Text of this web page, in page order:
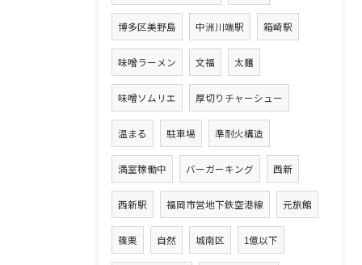
博多区美野島 中洲川端駅 箱崎駅
味噌ラーメン 文福 太麺
味噌ソムリエ 厚切りチャーシュー
温まる 駐車場 準耐火構造
満室稼働中 バーガーキング 西新
西新駅 福岡市営地下鉄空港線 元旅館
篠栗 自然 城南区 1億以下